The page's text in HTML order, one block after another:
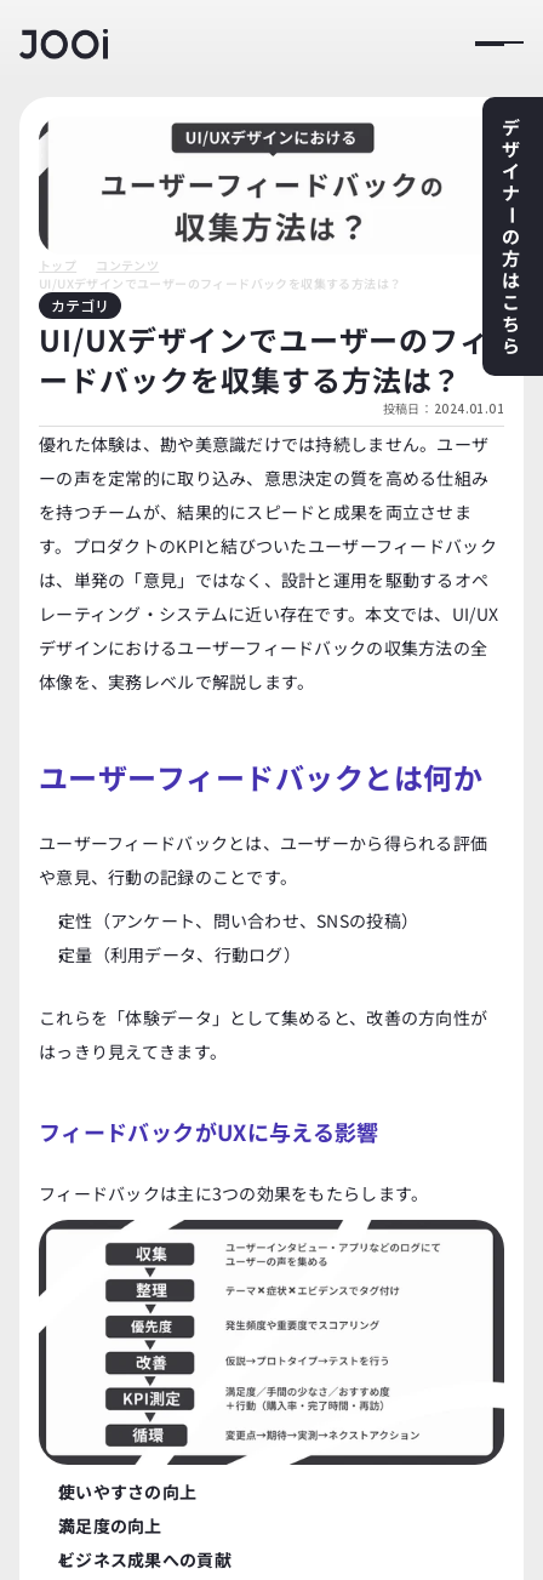
トップ
コンテンツ
UI/UXデザインでユーザーのフィードバックを収集する方法は？
カテゴリ
UI/UXデザインでユーザーのフィ
ードバックを収集する方法は？
投稿日： 2024.01.01
優れた体験は、勘や美意識だけでは持続しません。ユーザ
ーの声を定常的に取り込み、意思決定の質を高める仕組み
を持つチームが、結果的にスピードと成果を両立させま
す。プロダクトのKPIと結びついたユーザーフィードバック
は、単発の「意見」ではなく、設計と運用を駆動するオペ
レーティング・システムに近い存在です。本文では、UI/UX
デザインにおけるユーザーフィードバックの収集方法の全
体像を、実務レベルで解説します。
ユーザーフィードバックとは何か
ユーザーフィードバックとは、ユーザーから得られる評価
や意見、行動の記録のことです。
定性（アンケート、問い合わせ、SNSの投稿）
定量（利用データ、行動ログ）
これらを「体験データ」として集めると、改善の方向性が
はっきり見えてきます。
フィードバックがUXに与える影響
フィードバックは主に3つの効果をもたらします。
使いやすさの向上
満足度の向上
ビジネス成果への貢献
デ
ザ
イ
ナ
の
方
は
こ
ち
ら